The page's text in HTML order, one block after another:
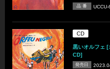
品 番
CD
黒いオルフェ
CD]
発売日